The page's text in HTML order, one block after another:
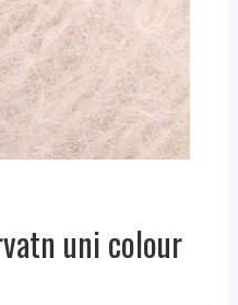
uni colour